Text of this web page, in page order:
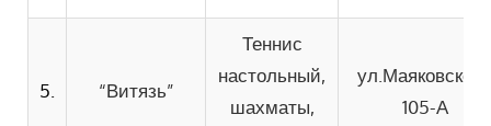
5. “Витязь”
Теннис
настольный,
шахматы,
105-А